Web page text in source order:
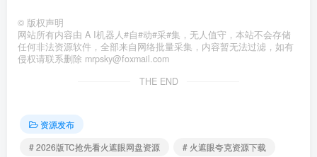
© 版权声明
网站所有内容由 A I机器人#自#动#采#集，无人值守，本站不会存储
任何非法资源软件，全部来自网络批量采集，内容暂无法过滤，如有
侵权请联系删除 mrpsky@foxmail.com
THE END
资源发布
# 2026版TC抢先看火遮眼网盘资源
# 火遮眼夸克资源下载